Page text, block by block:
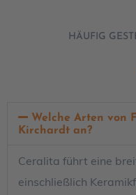
HÄUFIG
Welche Arten von
Kirchardt an?
Ceralita führt eine
einschließlich